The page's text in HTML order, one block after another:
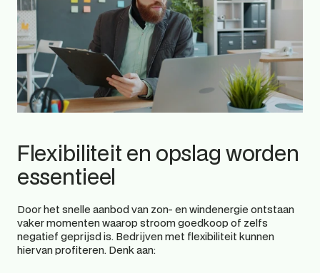
Flexibiliteit en opslag worden
essentieel
Door het snelle aanbod van zon- en windenergie ontstaan
vaker momenten waarop stroom goedkoop of zelfs
negatief geprijsd is. Bedrijven met flexibiliteit kunnen
hiervan profiteren. Denk aan: